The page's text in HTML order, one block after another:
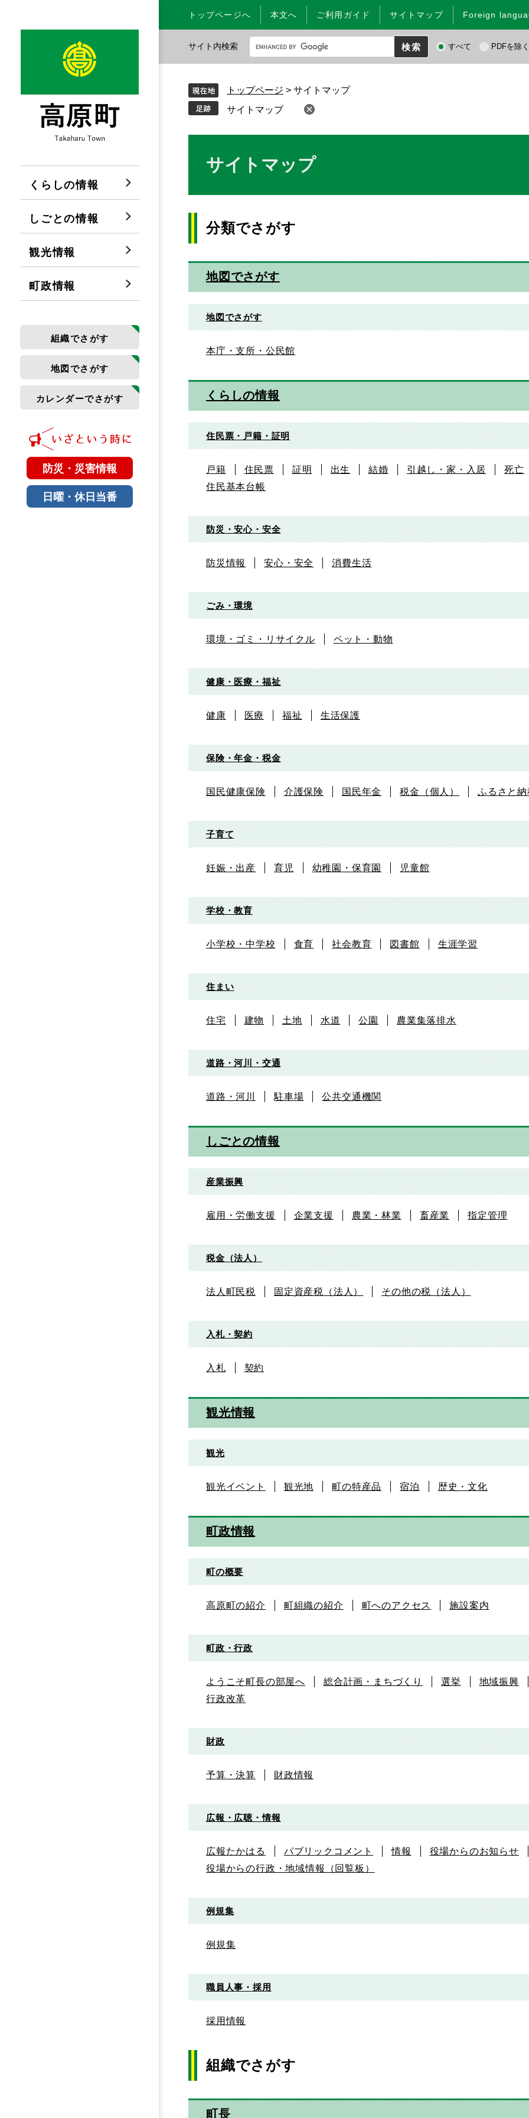
くらしの情報
しごとの情報
観光情報
町政情報
組織でさがす
地図でさがす
カレンダーでさがす
防災・災害情報
日曜・休日当番
トップページへ 本文へ ご利用ガイド サイトマップ Foreign
サイト内検索
G
o
e
検 すべて PDFを除く
トップページ > サイトマップ
サイトマップ
サイトマップ
分類でさがす
地図でさがす
地図でさがす
本庁・支所・公民館
くらしの情報
住民票・戸籍・証明
戸籍 住民票 証明 出生 結婚 引越し・家・入居
死亡
住民基本台帳
防災・安心・安全
防災情報 安心・安全 消費生活
ごみ・環境
環境・ゴミ・リサイクル ペット・動物
健康・医療・福祉
健康 医療 福祉 生活保護
保険・年金・税金
国民健康保険 介護保険 国民年金 税金（個人） ふるさと納
子育て
妊娠・出産 育児 幼稚園・保育園 児童館
学校・教育
小学校・中学校 食育 社会教育 図書館 生涯学習
住まい
住宅 建物 土地 水道 公園 農業集落排水
道路・河川・交通
道路・河川 駐車場 公共交通機関
しごとの情報
産業振興
雇用・労働支援 企業支援 農業・林業 畜産業 指定管理
税金（法人）
法人町民税 固定資産税（法人） その他の税（法人）
入札・契約
入札 契約
観光情報
観光
観光イベント 観光地 町の特産品 宿泊 歴史・文化
町政情報
町の概要
高原町の紹介 町組織の紹介 町へのアクセス 施設案内
町政・行政
ようこそ町長の部屋へ 総合計画・まちづくり 選挙
地域振興
行政改革
財政
予算・決算 財政情報
広報・広聴・情報
広報たかはる パブリックコメント 情報
役場からのお知らせ
役場からの行政・地域情報（回覧板）
例規集
例規集
職員人事・採用
採用情報
組織でさがす
町長